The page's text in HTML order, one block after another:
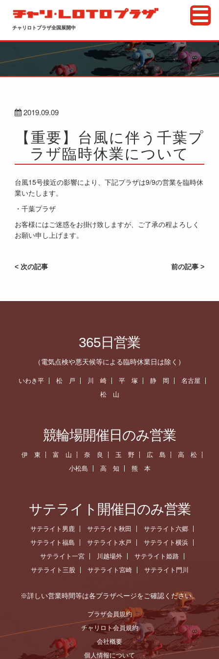
チャリロトプラザ全国展開中
2019.09.09
【重要】台風に伴う千葉プ
ラザ臨時休業について
台風15号接近の影響により、下記プラザは9/9の営業を臨時休
業いたします。
・千葉プラザ
お客様にはご迷惑をお掛け致しますが、ご了承の程よろしく
お願い申し上げます。
前の記事 >
< 次の記事
365日営業
（電気点検や悪天候等による臨時休業日は除く）
いわき平 松 戸 川 崎 平 塚 静 岡
名古屋
松 山
競輪場開催日のみ営業
伊 東 富 山 奈 良 玉 野 広 島
高 松
小松島
高 知 熊 本
サテライト開催日のみ営業
サテライト男鹿 サテライト秋田
サテライト六郷
サテライト福島
サテライト水戸
サテライト横浜
サテライト一宮
川越場外
サテライト姫路
サテライト三股
サテライト宮崎 サテライト門川
※詳しい営業時間等は各プラザページをご確認ください。
プラザ会員規約
チャリロト会員規約
会社概要
個人情報について